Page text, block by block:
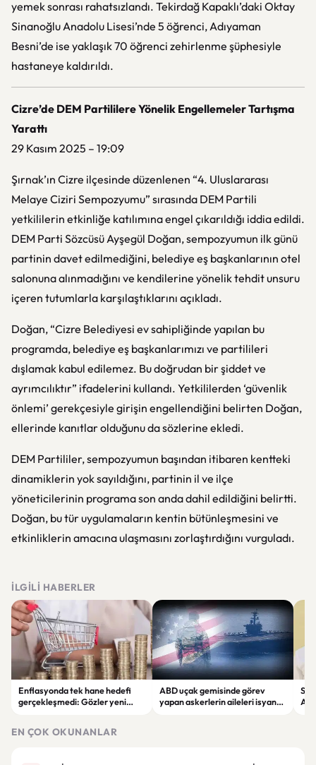
yemek sonrası rahatsızlandı. Tekirdağ Kapaklı’daki Oktay
Sinanoğlu Anadolu Lisesi’nde 5 öğrenci, Adıyaman
Besni’de ise yaklaşık 70 öğrenci zehirlenme şüphesiyle
hastaneye kaldırıldı.
Cizre’de DEM Partililere Yönelik Engellemeler Tartışma
Yarattı
29 Kasım 2025 – 19:09
Şırnak’ın Cizre ilçesinde düzenlenen “4. Uluslararası
Melaye Ciziri Sempozyumu” sırasında DEM Partili
yetkililerin etkinliğe katılımına engel çıkarıldığı iddia edildi.
DEM Parti Sözcüsü Ayşegül Doğan, sempozyumun ilk günü
partinin davet edilmediğini, belediye eş başkanlarının otel
salonuna alınmadığını ve kendilerine yönelik tehdit unsuru
içeren tutumlarla karşılaştıklarını açıkladı.
Doğan, “Cizre Belediyesi ev sahipliğinde yapılan bu
programda, belediye eş başkanlarımızı ve partilileri
dışlamak kabul edilemez. Bu doğrudan bir şiddet ve
ayrımcılıktır” ifadelerini kullandı. Yetkililerden ‘güvenlik
önlemi’ gerekçesiyle girişin engellendiğini belirten Doğan,
ellerinde kanıtlar olduğunu da sözlerine ekledi.
DEM Partililer, sempozyumun başından itibaren kentteki
dinamiklerin yok sayıldığını, partinin il ve ilçe
yöneticilerinin programa son anda dahil edildiğini belirtti.
Doğan, bu tür uygulamaların kentin bütünleşmesini ve
etkinliklerin amacına ulaşmasını zorlaştırdığını vurguladı.
İLGILI HABERLER
Enflasyonda tek hane hedefi
gerçekleşmedi: Gözler yeni
ABD uçak gemisinde görev
yapan askerlerin aileleri isyan
EN ÇOK OKUNANLAR